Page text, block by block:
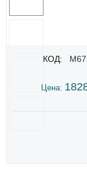
КОД:
Цена: